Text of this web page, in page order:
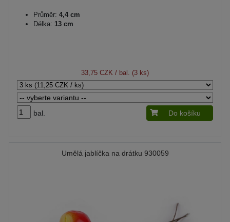
Průměr: 4,4 cm
Délka: 13 cm
33,75 CZK / bal. (3 ks)
bal. Do košíku
Umělá jablíčka na drátku 930059